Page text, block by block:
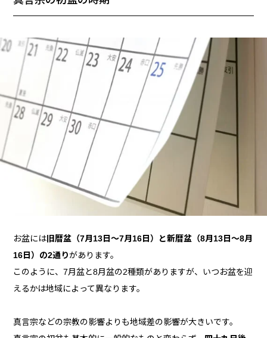
お盆には 旧暦盆（7月13日～7月16日）と新暦盆（8月13日～8月
16日）の2通りがあります。
このように、7月盆と8月盆の2種類がありますが、いつお盆を迎
えるかは地域によって異なります。
真言宗などの宗教の影響よりも地域差の影響が大きいです。